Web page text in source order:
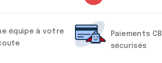
équipe à votre
Paiements CB
sécurisés